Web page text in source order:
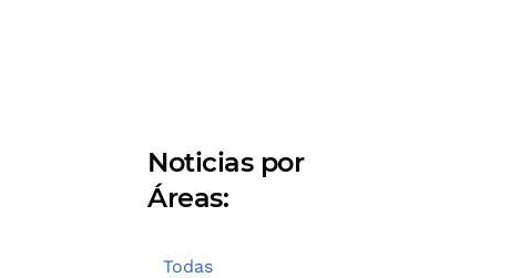
Noticias por
Áreas:
Todas